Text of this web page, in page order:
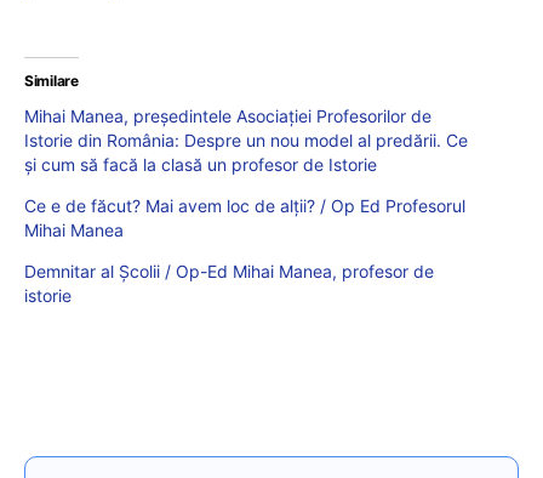
Similare
Mihai Manea, președintele Asociației Profesorilor de
Istorie din România: Despre un nou model al predării. Ce
și cum să facă la clasă un profesor de Istorie
Ce e de făcut? Mai avem loc de alții? / Op Ed Profesorul
Mihai Manea
Demnitar al Școlii / Op-Ed Mihai Manea, profesor de
istorie